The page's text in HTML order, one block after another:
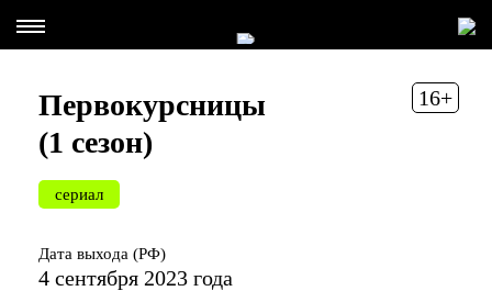
16+
Первокурсницы
(1 сезон)
сериал
Дата выхода (РФ)
4 сентября 2023 года